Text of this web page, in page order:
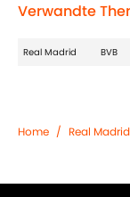
Verwandte
Real Madrid BVB
Home / Real Madrid